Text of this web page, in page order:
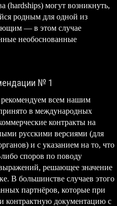
(hardships) могут возникнуть,
родным для одной из
— в этом случае
необоснованные
№ 1
всем нашим
в международных
контракты на
русскими версиями (для
и с указанием на то, что
споров по поводу
решающее значение
В большинстве случаев этого
партнёров, которые при
контрактную документацию с